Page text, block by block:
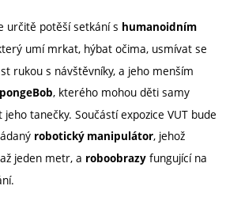
určitě potěší setkání s humanoidním
umí mrkat, hýbat očima, usmívat se
rukou s návštěvníky, a jeho menším
, kterého mohou děti samy
tanečky. Součástí expozice VUT bude
robotický manipulátor, jehož
jeden metr, a roboobrazy fungující na